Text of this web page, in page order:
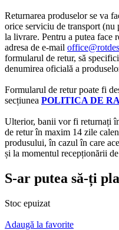
Returnarea produselor se va
orice serviciu de transport (nu
la livrare. Pentru a putea face
adresa de e-mail
formularul de retur, să
denumirea oficială a
Formularul de retur poate fi
secțiunea POLITICA DE
Ulterior, banii vor fi returnați
de retur în maxim 14 zile
produsului, în cazul în care
și la momentul recepționării
S-ar putea să-ți
Stoc epuizat
Adaugă la favorite